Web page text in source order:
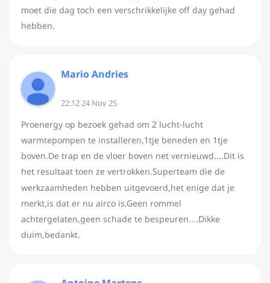
moet die dag toch een verschrikkelijke off day gehad
hebben.
Mario Andries
22:12 24 Nov 25
Proenergy op bezoek gehad om 2 lucht-lucht
warmtepompen te installeren,1tje beneden en 1tje
boven.De trap en de vloer boven net vernieuwd....Dit is
het resultaat toen ze vertrokken.Superteam die de
werkzaamheden hebben uitgevoerd,het enige dat je
merkt,is dat er nu airco is.Geen rommel
achtergelaten,geen schade te bespeuren....Dikke
duim,bedankt.